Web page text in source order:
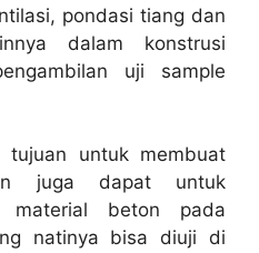
pondasi tiang dan
dalam konstrusi
uji sample
tujuan untuk membuat
juga dapat untuk
material beton pada
natinya bisa diuji di